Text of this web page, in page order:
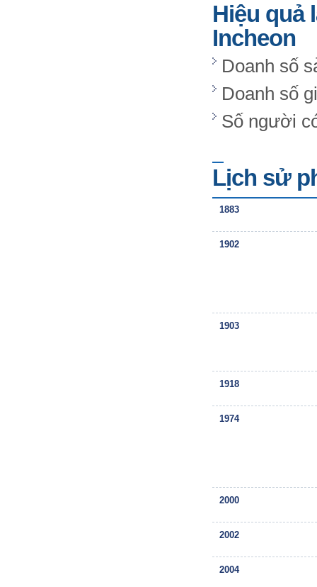
Hiệu quả
Incheon
Doanh số
Doanh số
Số người
Lịch sử
1883
1902
1903
1918
1974
2000
2002
2004